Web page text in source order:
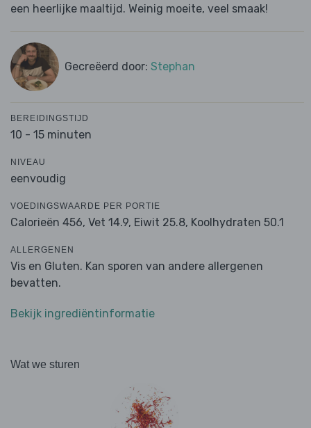
een heerlijke maaltijd. Weinig moeite, veel smaak!
Gecreëerd door: Stephan
BEREIDINGSTIJD
10 - 15 minuten
NIVEAU
eenvoudig
VOEDINGSWAARDE PER PORTIE
Calorieën 456, Vet 14.9, Eiwit 25.8, Koolhydraten 50.1
ALLERGENEN
Vis en Gluten. Kan sporen van andere allergenen
bevatten.
Bekijk ingrediëntinformatie
Wat we sturen